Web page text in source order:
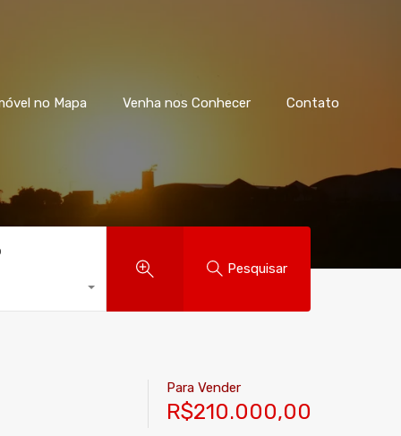
no Mapa Venha nos Conhecer Contato
Pesquisar
Para Vender
R$210.000,00